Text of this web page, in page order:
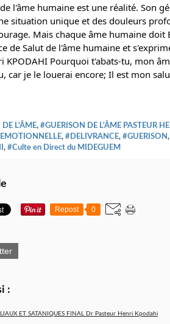
l'âme humaine est une réalité. Son
situation unique et des douleurs
Mais chaque âme humaine doit
de Salut de l'âme humaine et
KPODAHI Pourquoi t'abats-tu, mon
car je le louerai encore; Il est mon
DE L'ÂME, #GUERISON DE L'ÂME PASTEUR
, #DELIVRANCE, #GUERISON
, #Culte en Direct du MIDEGUEM
Repost 0
: